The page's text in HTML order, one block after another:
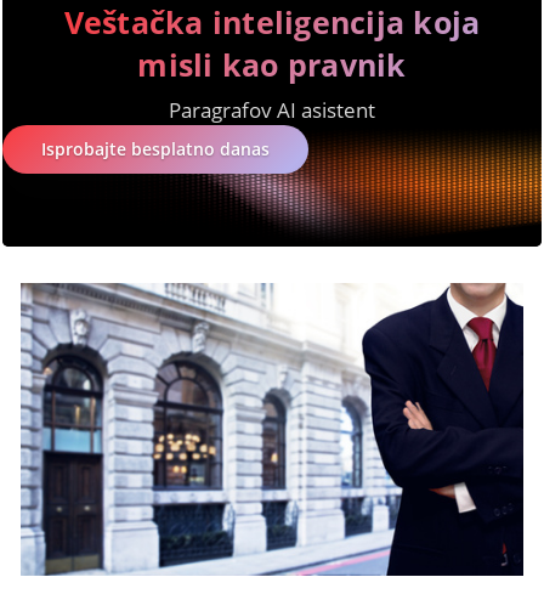
Veštačka inteligencija koja
misli kao pravnik
Paragrafov AI asistent
Isprobajte besplatno danas